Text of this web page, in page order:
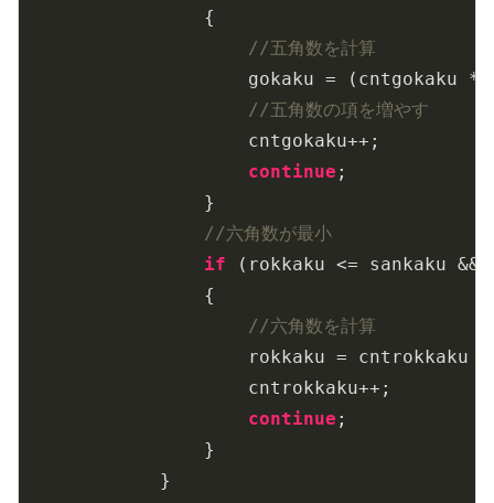
                {
//五角数を計算
gokaku = (cntgokaku *
//五角数の項を増やす
                    cntgokaku++;
continue ;
                }
//六角数が最小
if (rokkaku <= sankaku &&
                {
//六角数を計算
rokkaku = cntrokkaku
                    cntrokkaku++;
continue ;
                }
            }